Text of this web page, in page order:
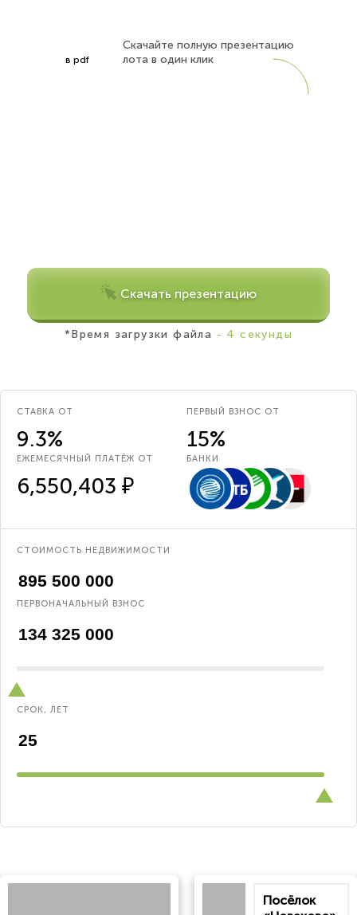
в pdf
Скачайте полную презентацию
лота в один клик
Скачать презентацию
*Время загрузки файла - 4 секунды
СТАВКА ОТ
9.3%
ПЕРВЫЙ ВЗНОС ОТ
15%
ЕЖЕМЕСЯЧНЫЙ ПЛАТЁЖ ОТ
6,550,403 ₽
БАНКИ
СТОИМОСТЬ НЕДВИЖИМОСТИ
ПЕРВОНАЧАЛЬНЫЙ ВЗНОС
СРОК, ЛЕТ
Посёлок